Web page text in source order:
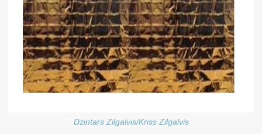
Dzintars Zilgalvis/Kriss Zilgalvis